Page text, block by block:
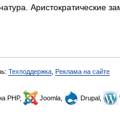
Аристократические
Техподдержка Реклама на сайте
PHP, Joomla, Drupal,